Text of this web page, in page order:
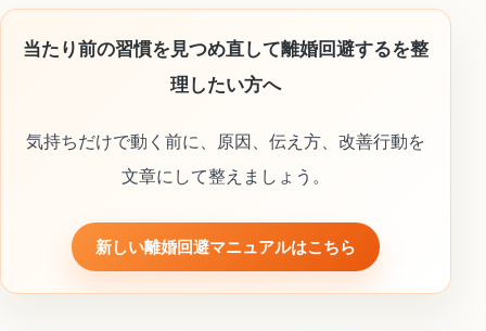
当たり前の習慣を見つめ直して離婚回避するを整
理したい方へ
気持ちだけで動く前に、原因、伝え方、改善行動を
文章にして整えましょう。
新しい離婚回避マニュアルはこちら